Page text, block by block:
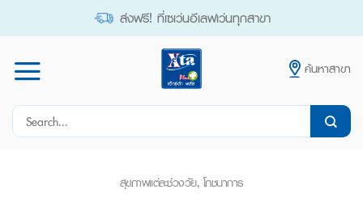
ส่งฟรี! ที่เซเว่นอีเลฟเว่นทุกสาขา
ค้นหาสาขา
Search
สุขภาพแต่ละช่วงวัย,โภชนาการ